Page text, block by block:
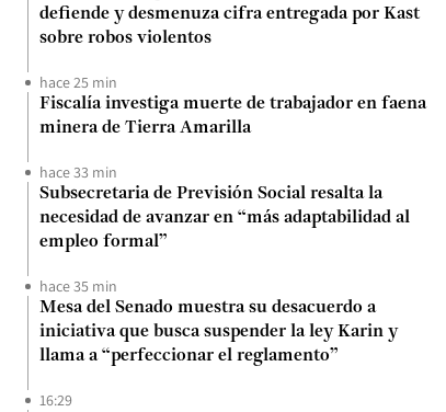
defiende y desmenuza cifra entregada por Kast
sobre robos violentos
hace 25 min
Fiscalía investiga muerte de trabajador en faena
minera de Tierra Amarilla
hace 33 min
Subsecretaria de Previsión Social resalta la
necesidad de avanzar en “más adaptabilidad al
empleo formal”
hace 35 min
Mesa del Senado muestra su desacuerdo a
iniciativa que busca suspender la ley Karin y
llama a “perfeccionar el reglamento”
16:29